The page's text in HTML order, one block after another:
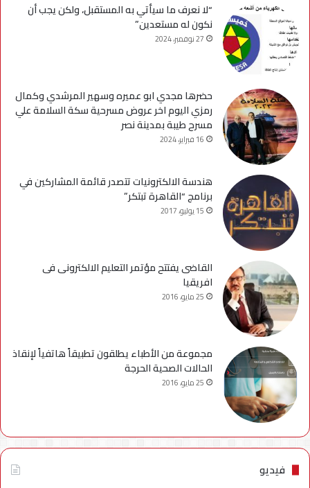
“لا نعرف ما سيأتي به المستقبل، ولكن يجب أن
نكون له مستعدين”
27 نوفمبر، 2024
حضرها مجدي ابو عميره وسهير المرشدي وكمال
رمزي اليوم اخر عروض مسرحية سكة السلامة علي
مسرح طيبة بمدينة نصر
16 فبراير، 2024
هندسة الالكترونيات تتصدر قائمة المشاركين في
برنامج “القاهرة تبتكر”
15 يوليو، 2017
القاضى يفتتح مؤتمر التعليم الالكترونى فى
افريقيا
25 مايو، 2016
مجموعة من الأطباء يطلقون تطبيقاً هاتفياً لإنقاذ
الحالات الصحية الحرجة
25 مايو، 2016
فيديو